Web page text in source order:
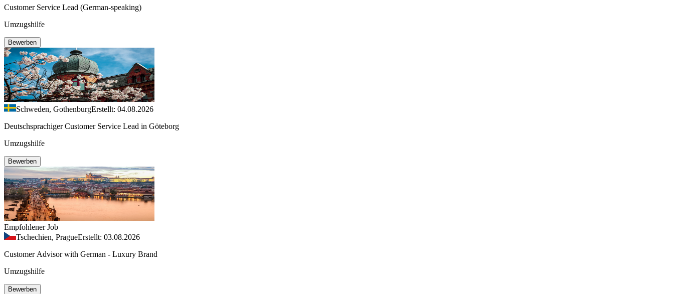
Customer Service Lead (German-speaking)
Umzugshilfe
Bewerben
Schweden, GothenburgErstellt: 04.08.2026
Deutschsprachiger Customer Service Lead in Göteborg
Umzugshilfe
Bewerben
Empfohlener Job
Tschechien, PragueErstellt: 03.08.2026
Customer Advisor with German - Luxury Brand
Umzugshilfe
Bewerben